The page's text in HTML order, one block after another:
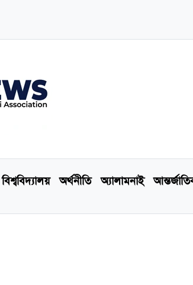
বিশ্ববিদ্যালয় অর্থনীতি অ্যালামনাই